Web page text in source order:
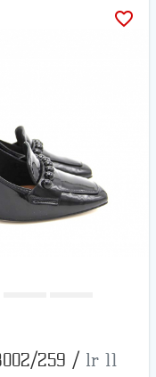
favorite_border
259 / lr 11